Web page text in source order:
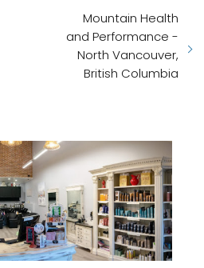
Mountain Health
and Performance -
North Vancouver,
British Columbia